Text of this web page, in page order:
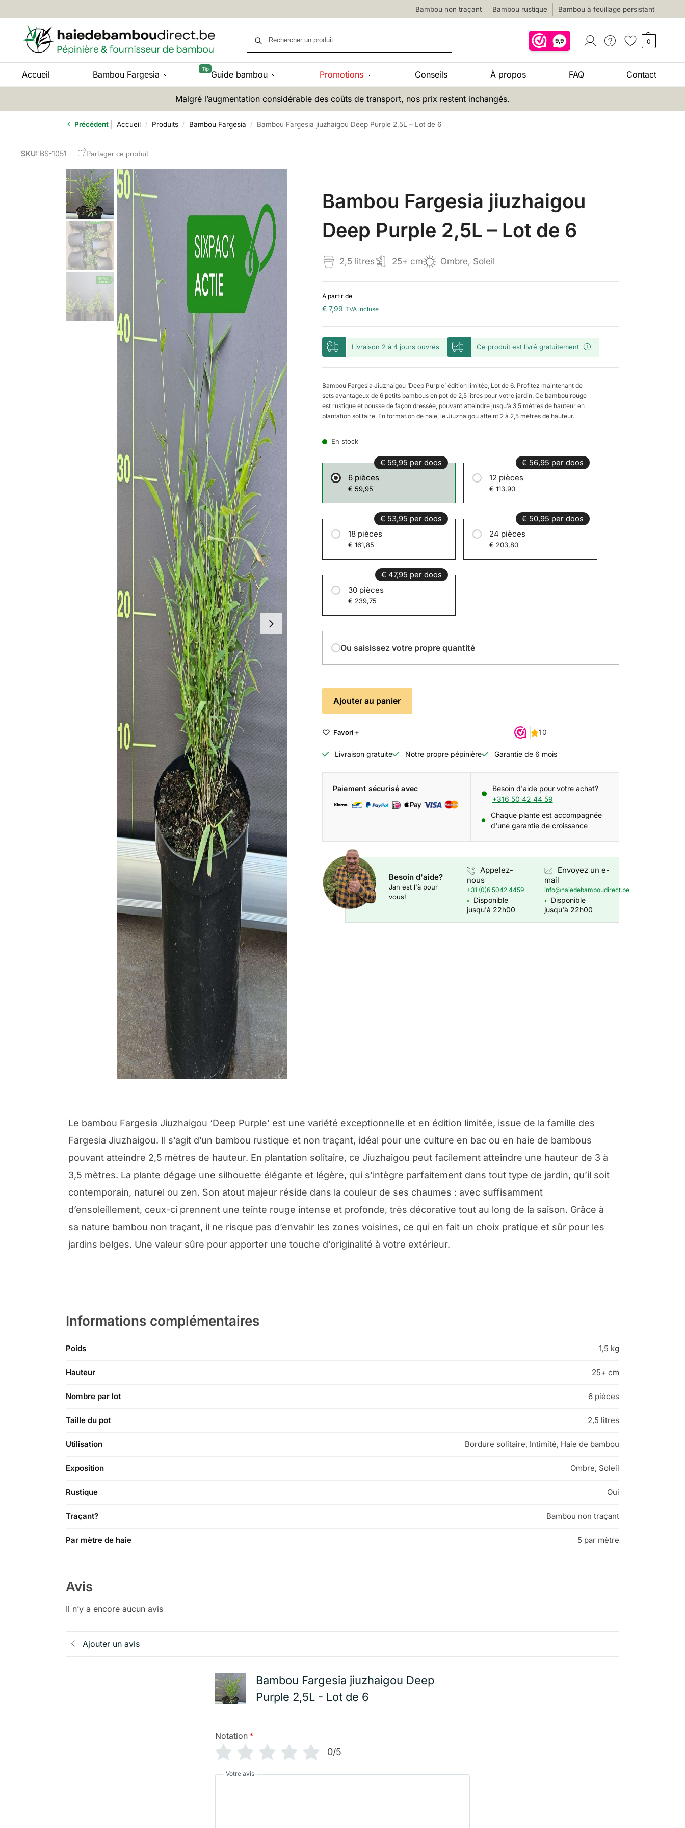
Bambou non traçant Bambou rustique Bambou à feuillage persistant
0
Accueil Bambou Fargesia Guide bambou Promotions Conseils À propos FAQ Contact
Malgré l’augmentation considérable des coûts de transport, nos prix restent inchangés.
Précédent Accueil / Produits / Bambou Fargesia / Bambou Fargesia jiuzhaigou Deep Purple 2,5L – Lot de 6
SKU: BS-1051 Partager ce produit
Bambou Fargesia jiuzhaigou
Deep Purple 2,5L – Lot de 6
2,5 litres 25+ cm Ombre, Soleil
À partir de
€7,99 TVA incluse
Livraison 2 à 4 jours ouvrés Ce produit est livré gratuitement
Bambou Fargesia Jiuzhaigou ‘Deep Purple’ édition limitée, Lot de 6. Profitez maintenant de
sets avantageux de 6 petits bambous en pot de 2,5 litres pour votre jardin. Ce bambou rouge
est rustique et pousse de façon dressée, pouvant atteindre jusqu’à 3,5 mètres de hauteur en
plantation solitaire. En formation de haie, le Jiuzhaigou atteint 2 à 2,5 mètres de hauteur.
En stock
€ 59,95 per doos
6 pièces
€ 59,95
€ 56,95 per doos
12 pièces
€ 113,90
€ 53,95 per doos
18 pièces
€ 161,85
€ 50,95 per doos
24 pièces
€ 203,80
€ 47,95 per doos
30 pièces
€ 239,75
Ou saisissez votre propre quantité
Ajouter au panier
Favori +
Livraison gratuite Notre propre pépinière Garantie de 6 mois
Paiement sécurisé avec
Besoin d'aide pour votre achat?
+316 50 42 44 59
Chaque plante est accompagnée
d'une garantie de croissance
Besoin d'aide?
Jan est l'à pour
vous!
Appelez-
nous
+31 (0)6 5042 4459
●
Disponible
jusqu'à 22h00
Envoyez un e-
mail
info@haiedebamboudirect.be
●
Disponible
jusqu'à 22h00
Le bambou Fargesia Jiuzhaigou ‘Deep Purple’ est une variété exceptionnelle et en édition limitée, issue de la famille des
Fargesia Jiuzhaigou. Il s’agit d’un bambou rustique et non traçant, idéal pour une culture en bac ou en haie de bambous
pouvant atteindre 2,5 mètres de hauteur. En plantation solitaire, ce Jiuzhaigou peut facilement atteindre une hauteur de 3 à
3,5 mètres. La plante dégage une silhouette élégante et légère, qui s’intègre parfaitement dans tout type de jardin, qu’il soit
contemporain, naturel ou zen. Son atout majeur réside dans la couleur de ses chaumes : avec suffisamment
d’ensoleillement, ceux-ci prennent une teinte rouge intense et profonde, très décorative tout au long de la saison. Grâce à
sa nature bambou non traçant, il ne risque pas d’envahir les zones voisines, ce qui en fait un choix pratique et sûr pour les
jardins belges. Une valeur sûre pour apporter une touche d’originalité à votre extérieur.
Informations complémentaires
Poids 1,5 kg
Hauteur 25+ cm
Nombre par lot 6 pièces
Taille du pot 2,5 litres
Utilisation Bordure solitaire, Intimité, Haie de bambou
Exposition Ombre, Soleil
Rustique Oui
Traçant? Bambou non traçant
Par mètre de haie 5 par mètre
Avis
Il n’y a encore aucun avis
Ajouter un avis
Bambou Fargesia jiuzhaigou Deep
Purple 2,5L - Lot de 6
Notation *
0/5
Votre avis